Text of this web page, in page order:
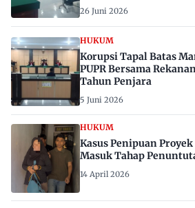
26 Juni 2026
HUKUM
Korupsi Tapal Batas
PUPR Bersama
Tahun Penjara
5 Juni 2026
HUKUM
Kasus Penipuan
Masuk Tahap
14 April 2026